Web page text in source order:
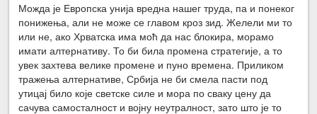
Можда је Европска унија вредна нашег труда, па и понеког
понижења, али не може се главом кроз зид. Желели ми то
или не, ако Хрватска има моћ да нас блокира, морамо
имати алтернативу. То би била промена стратегије, а то
увек захтева велике промене и пуно времена. Приликом
тражења алтернативе, Србија не би смела пасти под
утицај било које светске силе и мора по сваку цену да
сачува самосталност и војну неутралност, зато што је то